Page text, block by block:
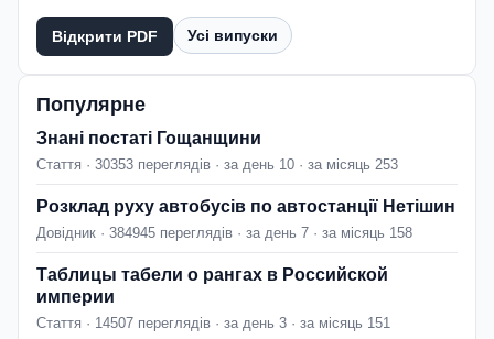
Відкрити PDF Усі випуски
Популярне
Знані постаті Гощанщини
Стаття · 30353 переглядів · за день 10 · за місяць 253
Розклад руху автобусів по автостанції Нетішин
Довідник · 384945 переглядів · за день 7 · за місяць 158
Таблицы табели о рангах в Российской
империи
Стаття · 14507 переглядів · за день 3 · за місяць 151